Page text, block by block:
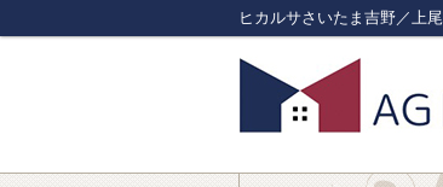
ヒカルサさいたま吉野／上